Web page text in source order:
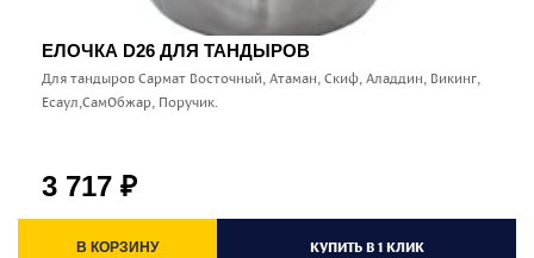
ЕЛОЧКА D26 ДЛЯ ТАНДЫРОВ
Для тандыров Сармат Восточный, Атаман, Скиф, Аладдин, Викинг,
Есаул,СамОбжар, Поручик.
3 717 ₽
В КОРЗИНУ КУПИТЬ В 1 КЛИК